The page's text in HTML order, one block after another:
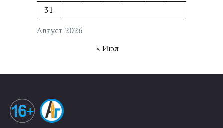
Август 2026
31
« Июл